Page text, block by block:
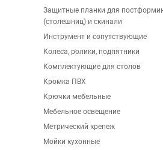
Защитные планки для
(столешниц) и скинали
Инструмент и сопутствующие
Колеса, ролики, подпятники
Комплектующие для столов
Кромка ПВХ
Крючки мебельные
Мебельное освещение
Метрический крепеж
Мойки кухонные